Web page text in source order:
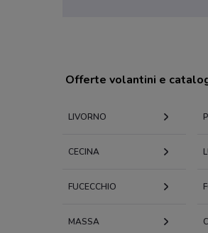
Offerte volantini e
LIVORNO
CECINA
FUCECCHIO
MASSA